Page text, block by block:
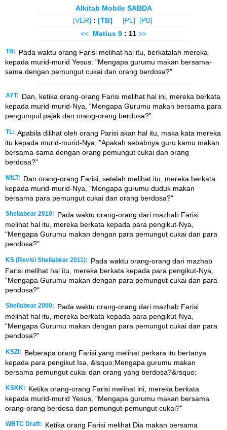
Alkitab Mobile SABDA
[VER] : [TB] [PL]
[PB]
<< Matius 9 : 11 >>
TB:
Pada waktu orang Farisi melihat hal itu, berkatalah mereka
kepada murid-murid Yesus: "Mengapa gurumu makan bersama-
sama dengan pemungut cukai dan orang berdosa?"
AYT:
Dan, ketika orang-orang Farisi melihat hal ini, mereka berkata
kepada murid-murid-Nya, “Mengapa Gurumu makan bersama para
pengumpul pajak dan orang-orang berdosa?”
TL: Apabila dilihat oleh orang Parisi akan hal itu, maka kata mereka
itu kepada murid-murid-Nya, "Apakah sebabnya guru kamu makan
bersama-sama dengan orang pemungut cukai dan orang
berdosa?"
MILT:
Dan orang-orang Farisi, setelah melihat itu, mereka berkata
kepada murid-murid-Nya, "Mengapa gurumu duduk makan
bersama para pemungut cukai dan orang berdosa?"
Shellabear 2010:
Pada waktu orang-orang dari mazhab Farisi
melihat hal itu, mereka berkata kepada para pengikut-Nya,
"Mengapa Gurumu makan dengan para pemungut cukai dan para
pendosa?"
KS (Revisi Shellabear 2011):
Pada waktu orang-orang dari mazhab
Farisi melihat hal itu, mereka berkata kepada para pengikut-Nya,
"Mengapa Gurumu makan dengan para pemungut cukai dan para
pendosa?"
Shellabear 2000:
Pada waktu orang-orang dari mazhab Farisi
melihat hal itu, mereka berkata kepada para pengikut-Nya,
“Mengapa Gurumu makan dengan para pemungut cukai dan para
pendosa?”
KSZI:
Beberapa orang Farisi yang melihat perkara itu bertanya
kepada para pengikut Isa, &lsquo;Mengapa gurumu makan
bersama pemungut cukai dan orang yang berdosa?&rsquo;
KSKK:
Ketika orang-orang Farisi melihat ini, mereka berkata
kepada murid-murid Yesus, "Mengapa gurumu makan bersama
orang-orang berdosa dan pemungut-pemungut cukai?"
WBTC Draft:
Ketika orang Farisi melihat Dia makan bersama